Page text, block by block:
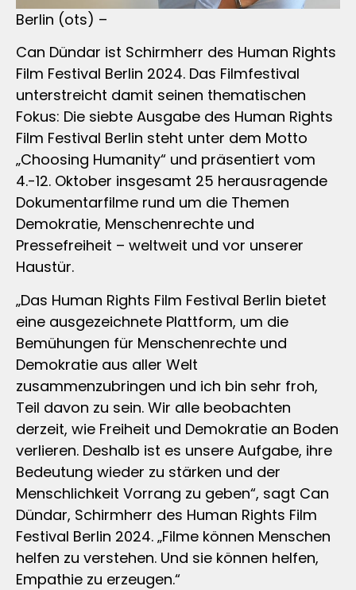
Berlin (ots) –
Can Dündar ist Schirmherr des Human Rights
Film Festival Berlin 2024. Das Filmfestival
unterstreicht damit seinen thematischen
Fokus: Die siebte Ausgabe des Human Rights
Film Festival Berlin steht unter dem Motto
„Choosing Humanity“ und präsentiert vom
4.-12. Oktober insgesamt 25 herausragende
Dokumentarfilme rund um die Themen
Demokratie, Menschenrechte und
Pressefreiheit – weltweit und vor unserer
Haustür.
„Das Human Rights Film Festival Berlin bietet
eine ausgezeichnete Plattform, um die
Bemühungen für Menschenrechte und
Demokratie aus aller Welt
zusammenzubringen und ich bin sehr froh,
Teil davon zu sein. Wir alle beobachten
derzeit, wie Freiheit und Demokratie an Boden
verlieren. Deshalb ist es unsere Aufgabe, ihre
Bedeutung wieder zu stärken und der
Menschlichkeit Vorrang zu geben“, sagt Can
Dündar, Schirmherr des Human Rights Film
Festival Berlin 2024. „Filme können Menschen
helfen zu verstehen. Und sie können helfen,
Empathie zu erzeugen.“